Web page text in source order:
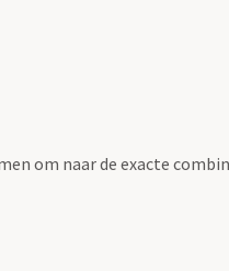
om naar de exacte